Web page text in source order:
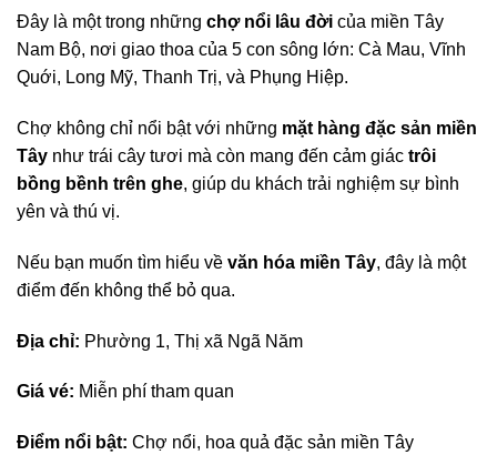
Đây là một trong những chợ nổi lâu đời của miền Tây
Nam Bộ, nơi giao thoa của 5 con sông lớn: Cà Mau, Vĩnh
Quới, Long Mỹ, Thanh Trị, và Phụng Hiệp.
Chợ không chỉ nổi bật với những mặt hàng đặc sản miền
Tây như trái cây tươi mà còn mang đến cảm giác trôi
bồng bềnh trên ghe, giúp du khách trải nghiệm sự bình
yên và thú vị.
Nếu bạn muốn tìm hiểu về văn hóa miền Tây, đây là một
điểm đến không thể bỏ qua.
Địa chỉ: Phường 1, Thị xã Ngã Năm
Giá vé: Miễn phí tham quan
Điểm nổi bật: Chợ nổi, hoa quả đặc sản miền Tây